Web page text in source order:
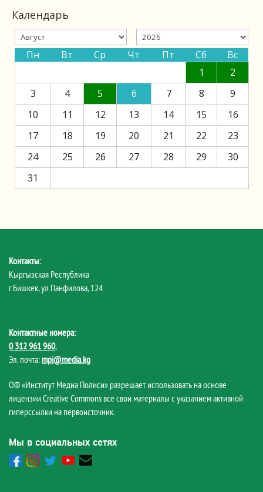
Календарь
Пн Вт Ср Чт Пт Сб
Вс
1
2
3
4 5 6 7 8
9
10
11 12 13 14 15
16
17
18 19 20 21 22
23
24
25 26 27 28 29
30
31
Контакты:
Кыргызская Республика
г.Бишкек, ул.Панфилова, 124
Контактные номера:
0 312 961 960,
Эл. почта: mpi@media.kg
ОФ «Институт Медиа Полиси» разрешает использовать на основе
лицензии Creative Commons все свои материалы с указанием активной
гиперссылки на первоисточник.
Мы в социальных сетях